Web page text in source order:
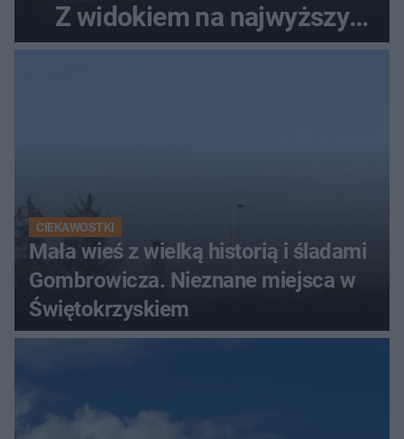
Z widokiem na najwyższy
szczyt Gór Świętokrzyskich
CIEKAWOSTKI
Mała wieś z wielką historią i śladami
Gombrowicza. Nieznane miejsca w
Świętokrzyskiem